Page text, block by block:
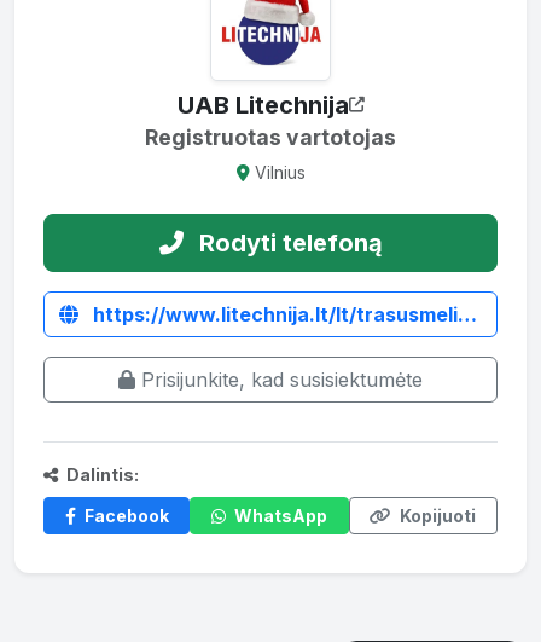
UAB Litechnija
Registruotas vartotojas
Vilnius
Rodyti telefoną
https://www.litechnija.lt/lt/trasusmelio-barstytuvai/5024-smelio-barstytuvas-gp300.html
Prisijunkite, kad susisiektumėte
Dalintis:
Facebook
WhatsApp Kopijuoti